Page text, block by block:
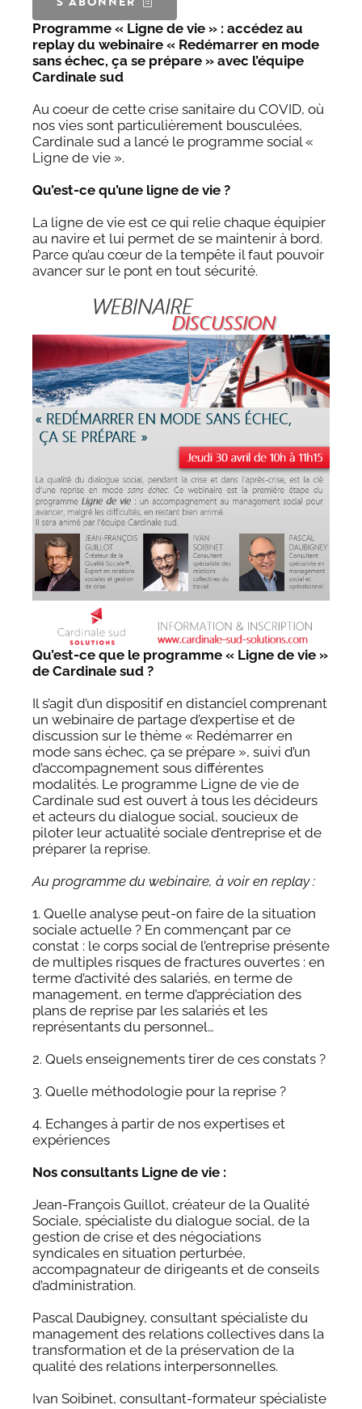
Programme « Ligne de vie » : accédez au
replay du webinaire « Redémarrer en mode
sans échec, ça se prépare » avec l’équipe
Cardinale sud
Au coeur de cette crise sanitaire du COVID, où
nos vies sont particulièrement bousculées,
Cardinale sud a lancé le programme social «
Ligne de vie ».
Qu’est-ce qu’une ligne de vie ?
La ligne de vie est ce qui relie chaque équipier
au navire et lui permet de se maintenir à bord.
Parce qu’au cœur de la tempête il faut pouvoir
avancer sur le pont en tout sécurité.
Qu’est-ce que le programme « Ligne de vie »
de Cardinale sud ?
Il s’agit d’un dispositif en distanciel comprenant
un webinaire de partage d’expertise et de
discussion sur le thème « Redémarrer en
mode sans échec, ça se prépare », suivi d’un
d’accompagnement sous différentes
modalités. Le programme Ligne de vie de
Cardinale sud est ouvert à tous les décideurs
et acteurs du dialogue social, soucieux de
piloter leur actualité sociale d’entreprise et de
préparer la reprise.
Au programme du webinaire, à voir en replay :
1. Quelle analyse peut-on faire de la situation
sociale actuelle ? En commençant par ce
constat : le corps social de l’entreprise présente
de multiples risques de fractures ouvertes : en
terme d’activité des salariés, en terme de
management, en terme d’appréciation des
plans de reprise par les salariés et les
représentants du personnel…
2. Quels enseignements tirer de ces constats ?
3. Quelle méthodologie pour la reprise ?
4. Echanges à partir de nos expertises et
expériences
Nos consultants Ligne de vie :
Jean-François Guillot, créateur de la Qualité
Sociale, spécialiste du dialogue social, de la
gestion de crise et des négociations
syndicales en situation perturbée,
accompagnateur de dirigeants et de conseils
d’administration.
Pascal Daubigney, consultant spécialiste du
management des relations collectives dans la
transformation et de la préservation de la
qualité des relations interpersonnelles.
Ivan Soibinet, consultant-formateur spécialiste